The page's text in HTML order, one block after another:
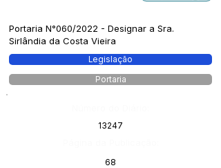
Portaria N°060/2022 - Designar a Sra.
Sirlândia da Costa Vieira
Legislação
Portaria
13247
68